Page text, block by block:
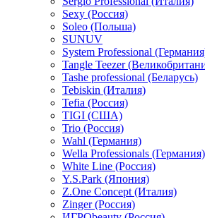
Sexy (Россия)
Soleo (Польша)
SUNUV
System Professional
Tangle Teezer
Tashe professional (Беларусь)
Tebiskin (Италия)
Tefia (Россия)
TIGI (США)
Trio (Россия)
Wahl (Германия)
Wella Professionals (Германия)
White Line (Россия)
Y.S.Park (Япония)
Z.One Concept (Италия)
Zinger (Россия)